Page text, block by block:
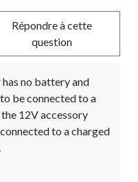
Répondre à cette
question
no battery and
be connected to a
12V accessory
to a charged